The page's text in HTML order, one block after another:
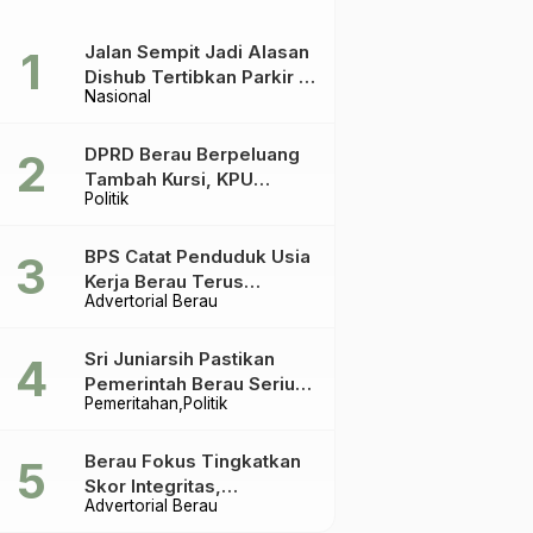
Nasional
Jalan Sempit Jadi Alasan
Dishub Tertibkan Parkir di
Tepian Teratai
Politik
DPRD Berau Berpeluang
Tambah Kursi, KPU
Ingatkan Acuannya UU
Advertorial Berau
BPS Catat Penduduk Usia
Kerja Berau Terus
Meningkat Dua Tahun
Pemeritahan Politik
Sri Juniarsih Pastikan
Pemerintah Berau Serius
Tangani Reboisasi dan
Advertorial Berau
Berau Fokus Tingkatkan
Skor Integritas,
Rekomendasi KPK Jadi